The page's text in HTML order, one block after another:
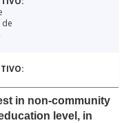
de
in non-community
level, in